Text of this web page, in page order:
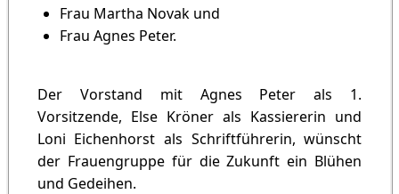
Frau Martha Novak und
Frau Agnes Peter.
Der Vorstand mit Agnes Peter als 1.
Vorsitzende, Else Kröner als Kassiererin und
Loni Eichenhorst als Schriftführerin, wünscht
der Frauengruppe für die Zukunft ein Blühen
und Gedeihen.